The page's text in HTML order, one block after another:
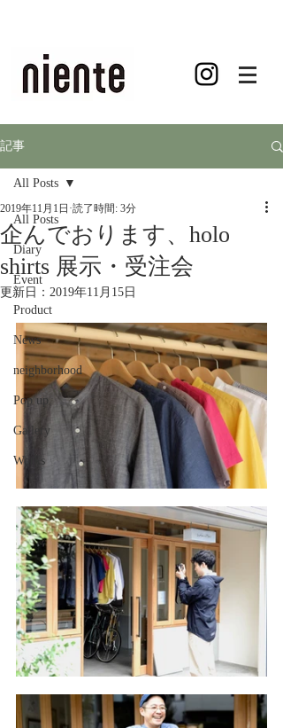
記事
All Posts
Diary
Event
Product
News
neighborhood
Pop up
Gallery
Works
All Posts
企んでおります、holo
shirts 展示・受注会
2019年11月1日 読了時間: 3分
更新日： 2019年11月15日